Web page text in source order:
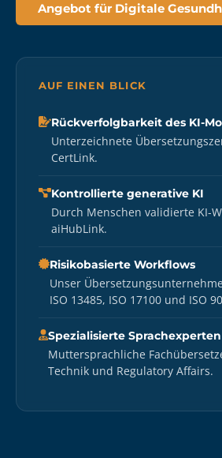
Angebot für Digitale
AUF EINEN BLICK
Rückverfolgbarkeit des KI-
Unterzeichnete
CertLink.
Kontrollierte generative KI
Durch Menschen validierte KI-
aiHubLink.
Risikobasierte Workflows
Unser
ISO 13485, ISO 17100 und ISO
Spezialisierte Sprachexperten
Muttersprachliche
Technik und Regulatory Affairs.